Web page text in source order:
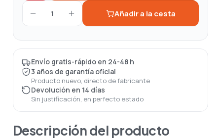
1 Añadir a la cesta
Envío gratis-rápido en 24-48 h
3 años de garantía oficial
Producto nuevo, directo de fabricante
Devolución en 14 días
Sin justificación, en perfecto estado
Descripción del producto